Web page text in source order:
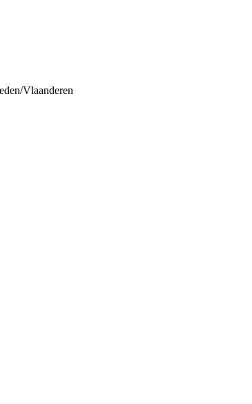
Vlaanderen